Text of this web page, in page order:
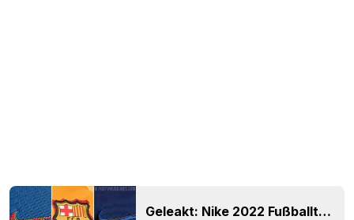
Geleakt: Nike 2022 Fußballtraining mit neuem Logo